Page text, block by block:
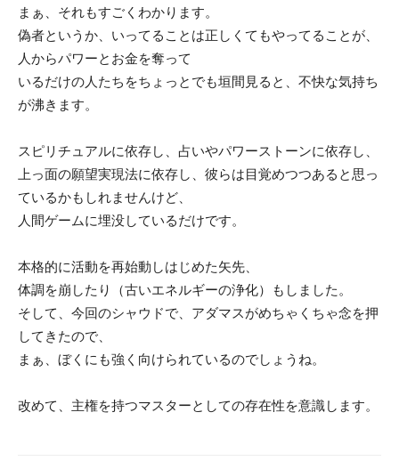
まぁ、それもすごくわかります。
偽者というか、いってることは正しくてもやってることが、
人からパワーとお金を奪って
いるだけの人たちをちょっとでも垣間見ると、不快な気持ち
が沸きます。
スピリチュアルに依存し、占いやパワーストーンに依存し、
上っ面の願望実現法に依存し、彼らは目覚めつつあると思っ
ているかもしれませんけど、
人間ゲームに埋没しているだけです。
本格的に活動を再始動しはじめた矢先、
体調を崩したり（古いエネルギーの浄化）もしました。
そして、今回のシャウドで、アダマスがめちゃくちゃ念を押
してきたので、
まぁ、ぼくにも強く向けられているのでしょうね。
改めて、主権を持つマスターとしての存在性を意識します。